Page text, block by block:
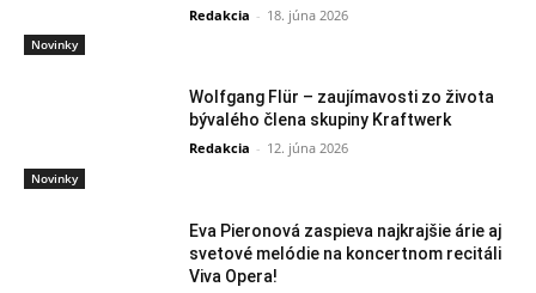
Novinky
Redakcia - 18. júna 2026
Novinky
Wolfgang Flür – zaujímavosti zo života
bývalého člena skupiny Kraftwerk
Redakcia - 12. júna 2026
Eva Pieronová zaspieva najkrajšie árie aj
svetové melódie na koncertnom recitáli
Viva Opera!